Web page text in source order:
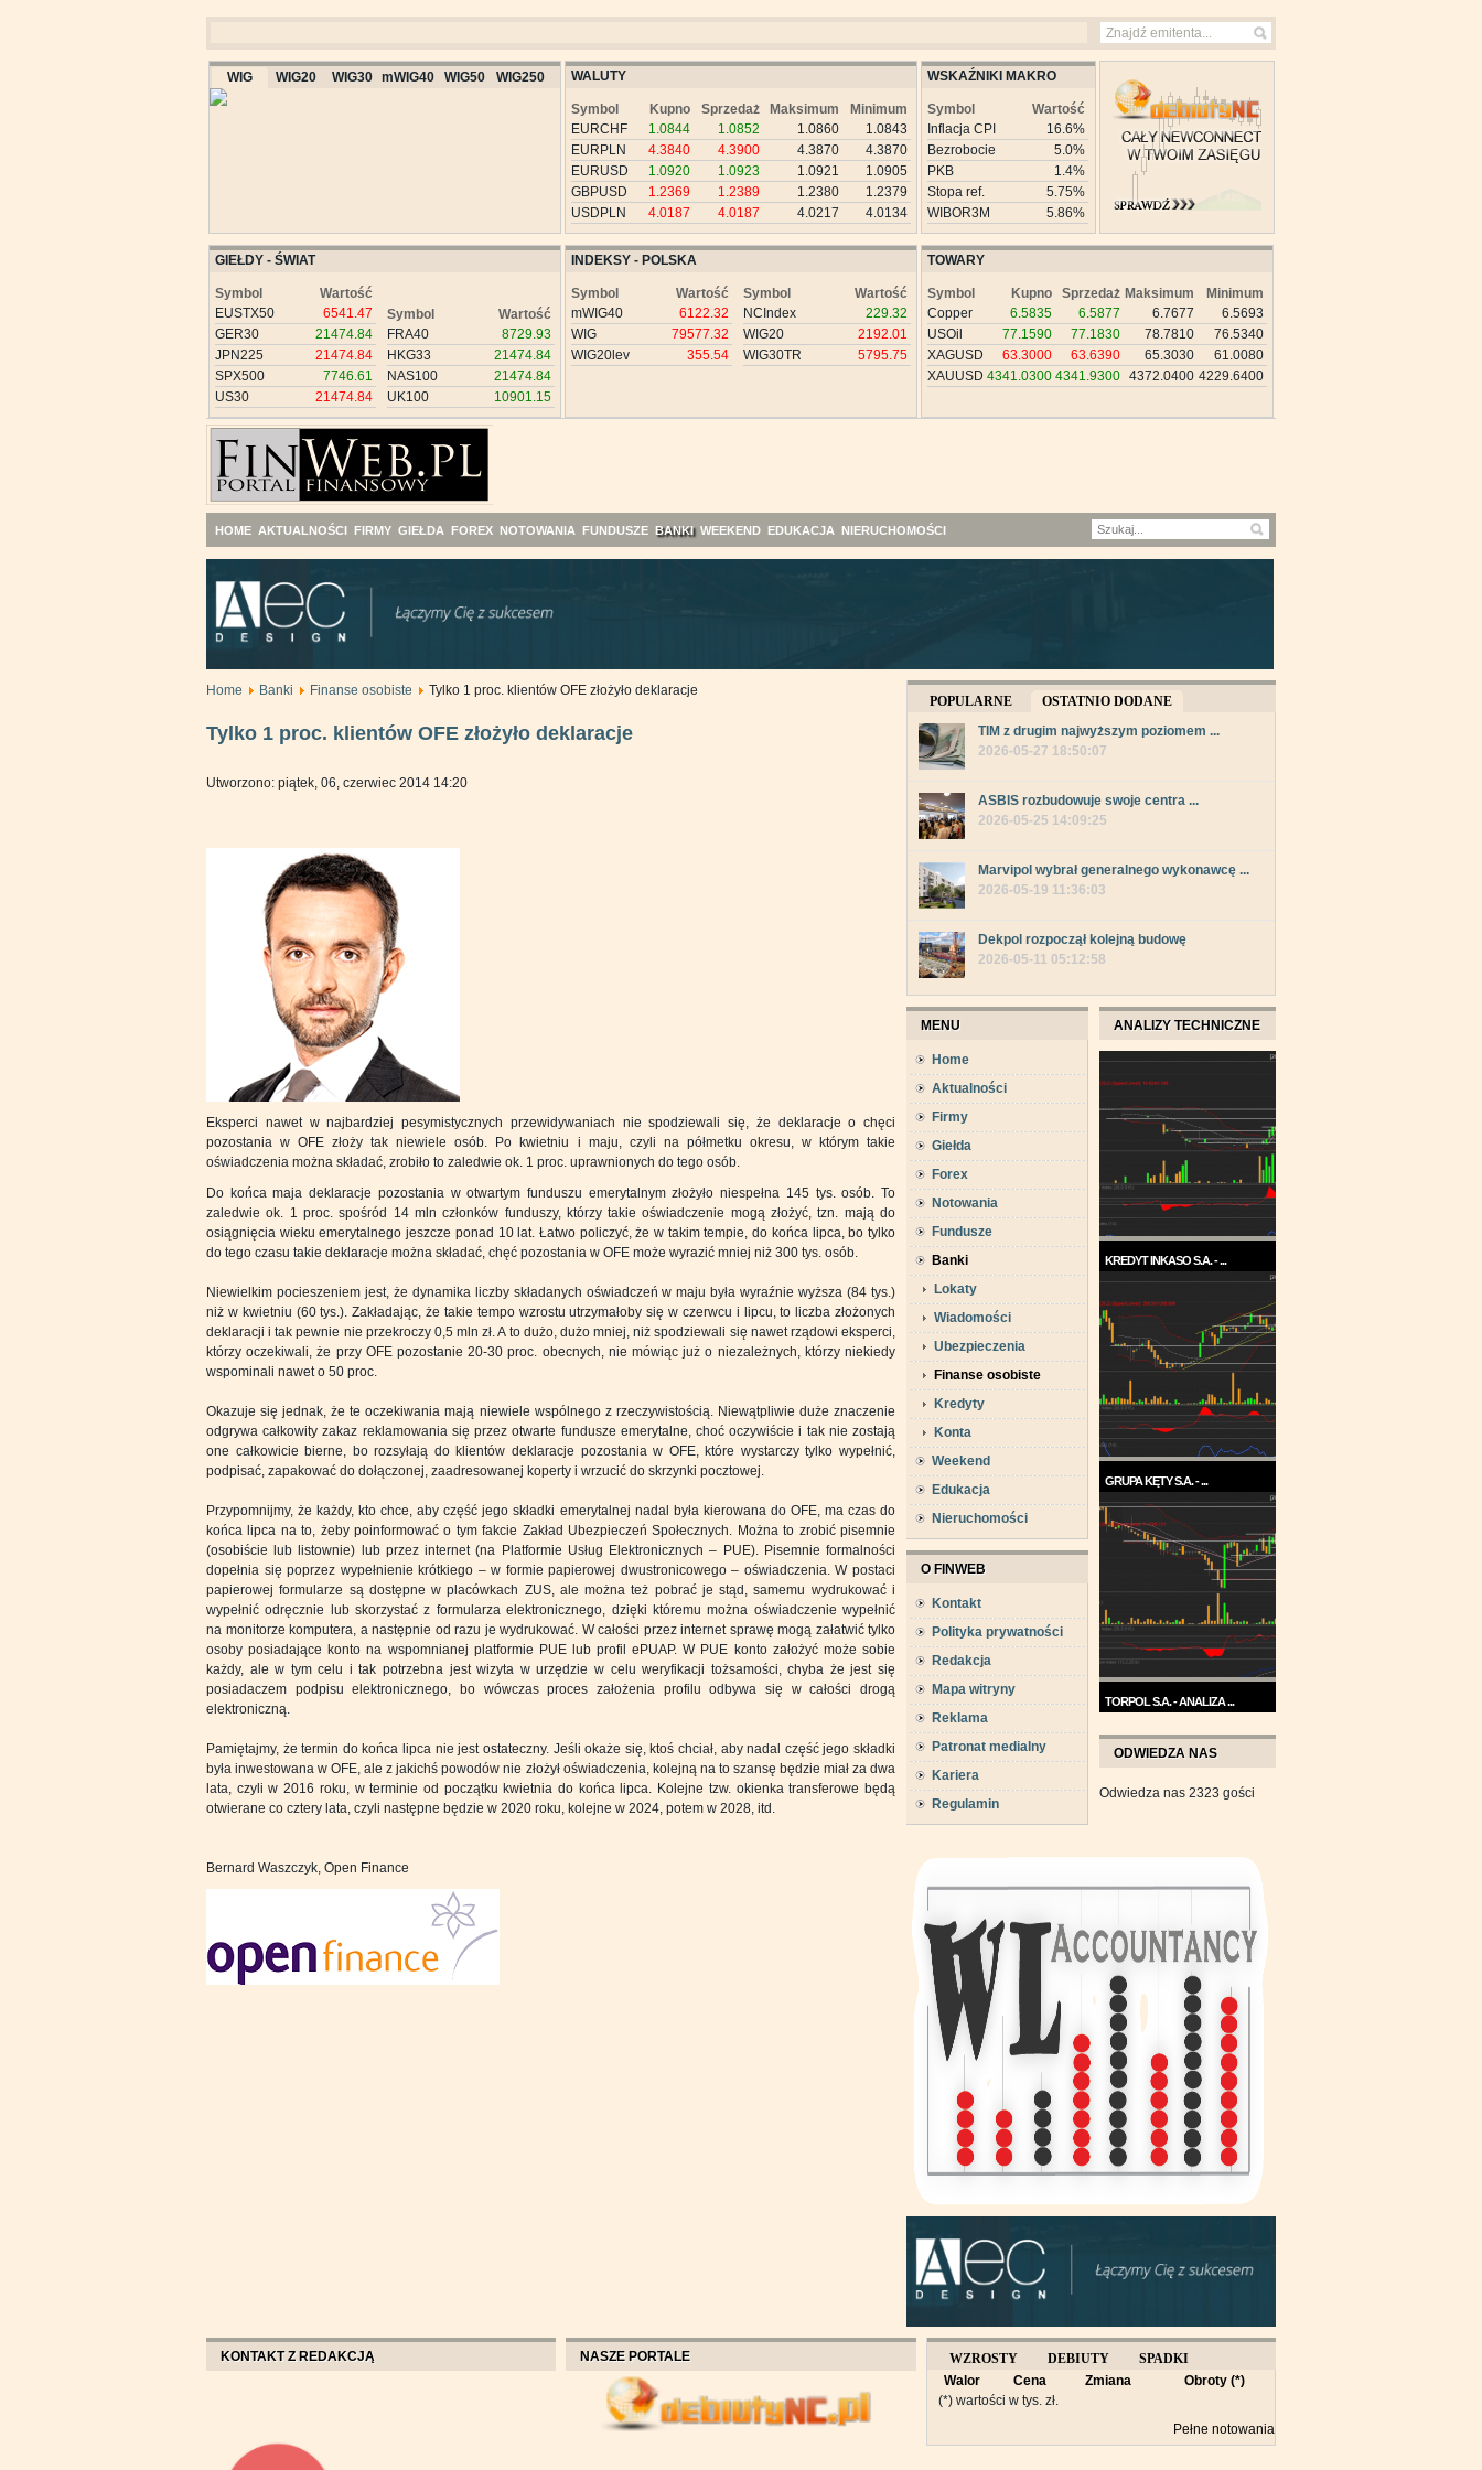
WIG WIG20 WIG30 mWIG40 WIG50 WIG250 WALUTY
Symbol Kupno Sprzedaż Maksimum
Minimum
EURCHF
1.0844 1.0852 1.0860
1.0843
EURPLN
4.3840 4.3900 4.3870
4.3870
EURUSD
1.0920 1.0923 1.0921
1.0905
GBPUSD
1.2369 1.2389 1.2380
1.2379
USDPLN
4.0187 4.0187 4.0217 4.0134
WSKAŹNIKI MAKRO
Symbol
Wartość
Inflacja CPI
16.6%
Bezrobocie
5.0%
PKB
1.4%
Stopa ref.
5.75%
WIBOR3M
5.86%
GIEŁDY - ŚWIAT
Symbol
Wartość
EUSTX50
6541.47
GER30
21474.84
JPN225
21474.84
SPX500
7746.61
US30
21474.84
Symbol
Wartość
FRA40
8729.93
HKG33
21474.84
NAS100
21474.84
UK100
10901.15
INDEKSY - POLSKA
Symbol
Wartość
mWIG40
6122.32
WIG
79577.32
WIG20lev
355.54
Symbol
Wartość
NCIndex
229.32
WIG20
2192.01
WIG30TR
5795.75
TOWARY
Symbol Kupno Sprzedaż Maksimum
Minimum
Copper
6.5835 6.5877 6.7677
6.5693
USOil
77.1590 77.1830 78.7810
76.5340
XAGUSD
63.3000 63.6390 65.3030
61.0080
XAUUSD 4341.0300 4341.9300 4372.0400 4229.6400
HOME AKTUALNOŚCI FIRMY GIEŁDA FOREX NOTOWANIA FUNDUSZE BANKI WEEKEND EDUKACJA NIERUCHOMOŚCI
Home Banki Finanse osobiste Tylko 1 proc. klientów OFE złożyło deklaracje
Tylko 1 proc. klientów OFE złożyło deklaracje
Utworzono: piątek, 06, czerwiec 2014 14:20
Eksperci nawet w najbardziej pesymistycznych przewidywaniach nie spodziewali się, że deklaracje o chęci
pozostania w OFE złoży tak niewiele osób. Po kwietniu i maju, czyli na półmetku okresu, w którym takie
oświadczenia można składać, zrobiło to zaledwie ok. 1 proc. uprawnionych do tego osób.
Do końca maja deklaracje pozostania w otwartym funduszu emerytalnym złożyło niespełna 145 tys. osób. To
zaledwie ok. 1 proc. spośród 14 mln członków funduszy, którzy takie oświadczenie mogą złożyć, tzn. mają do
osiągnięcia wieku emerytalnego jeszcze ponad 10 lat. Łatwo policzyć, że w takim tempie, do końca lipca, bo tylko
do tego czasu takie deklaracje można składać, chęć pozostania w OFE może wyrazić mniej niż 300 tys. osób.
Niewielkim pocieszeniem jest, że dynamika liczby składanych oświadczeń w maju była wyraźnie wyższa (84 tys.)
niż w kwietniu (60 tys.). Zakładając, że takie tempo wzrostu utrzymałoby się w czerwcu i lipcu, to liczba złożonych
deklaracji i tak pewnie nie przekroczy 0,5 mln zł. A to dużo, dużo mniej, niż spodziewali się nawet rządowi eksperci,
którzy oczekiwali, że przy OFE pozostanie 20-30 proc. obecnych, nie mówiąc już o niezależnych, którzy niekiedy
wspominali nawet o 50 proc.
Okazuje się jednak, że te oczekiwania mają niewiele wspólnego z rzeczywistością. Niewątpliwie duże znaczenie
odgrywa całkowity zakaz reklamowania się przez otwarte fundusze emerytalne, choć oczywiście i tak nie zostają
one całkowicie bierne, bo rozsyłają do klientów deklaracje pozostania w OFE, które wystarczy tylko wypełnić,
podpisać, zapakować do dołączonej, zaadresowanej koperty i wrzucić do skrzynki pocztowej.
Przypomnijmy, że każdy, kto chce, aby część jego składki emerytalnej nadal była kierowana do OFE, ma czas do
końca lipca na to, żeby poinformować o tym fakcie Zakład Ubezpieczeń Społecznych. Można to zrobić pisemnie
(osobiście lub listownie) lub przez internet (na Platformie Usług Elektronicznych – PUE). Pisemnie formalności
dopełnia się poprzez wypełnienie krótkiego – w formie papierowej dwustronicowego – oświadczenia. W postaci
papierowej formularze są dostępne w placówkach ZUS, ale można też pobrać je stąd, samemu wydrukować i
wypełnić odręcznie lub skorzystać z formularza elektronicznego, dzięki któremu można oświadczenie wypełnić
na monitorze komputera, a następnie od razu je wydrukować. W całości przez internet sprawę mogą załatwić tylko
osoby posiadające konto na wspomnianej platformie PUE lub profil ePUAP. W PUE konto założyć może sobie
każdy, ale w tym celu i tak potrzebna jest wizyta w urzędzie w celu weryfikacji tożsamości, chyba że jest się
posiadaczem podpisu elektronicznego, bo wówczas proces założenia profilu odbywa się w całości drogą
elektroniczną.
Pamiętajmy, że termin do końca lipca nie jest ostateczny. Jeśli okaże się, ktoś chciał, aby nadal część jego składki
była inwestowana w OFE, ale z jakichś powodów nie złożył oświadczenia, kolejną na to szansę będzie miał za dwa
lata, czyli w 2016 roku, w terminie od początku kwietnia do końca lipca. Kolejne tzw. okienka transferowe będą
otwierane co cztery lata, czyli następne będzie w 2020 roku, kolejne w 2024, potem w 2028, itd.
Bernard Waszczyk, Open Finance
POPULARNE
OSTATNIO DODANE
TIM z drugim najwyższym poziomem ...
2026-05-27 18:50:07
ASBIS rozbudowuje swoje centra ...
2026-05-25 14:09:25
Marvipol wybrał generalnego wykonawcę ...
2026-05-19 11:36:03
Dekpol rozpoczął kolejną budowę
2026-05-11 05:12:58
MENU
Home
Aktualności
Firmy
Giełda
Forex
Notowania
Fundusze
Banki
Lokaty
Wiadomości
Ubezpieczenia
Finanse osobiste
Kredyty
Konta
Weekend
Edukacja
Nieruchomości
O FINWEB
Kontakt
Polityka prywatności
Redakcja
Mapa witryny
Reklama
Patronat medialny
Kariera
Regulamin
ANALIZY TECHNICZNE
KREDYT INKASO S.A. - ...
każdym razie w ...
GRUPA KĘTY S.A. - ...
Trend na wykresie Grupy Kęty
jest wzrostowy. ...
TORPOL S.A. - ANALIZA ...
września wykres Torpolu ...
ODWIEDZA NAS
Odwiedza nas 2323 gości
KONTAKT Z REDAKCJĄ NASZE PORTALE WZROSTY DEBIUTY
SPADKI
OBROTY
Walor Cena Zmiana
Obroty (*)
(*) wartości w tys. zł.
Pełne notowania